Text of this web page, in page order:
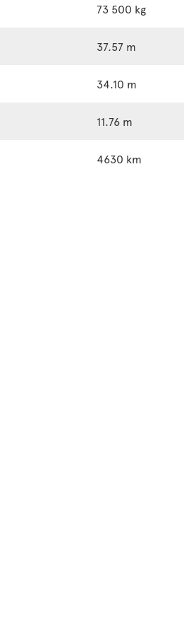
73 500 kg
37.57 m
34.10 m
11.76 m
4630 km